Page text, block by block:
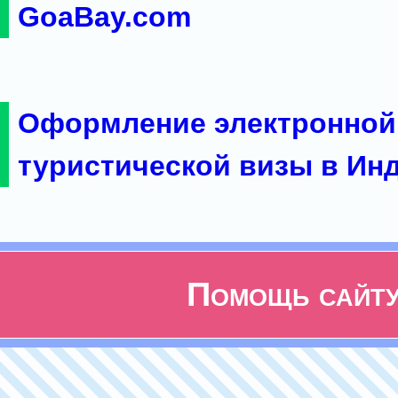
GoaBay.com
Оформление электронной
туристической визы в
Помощь